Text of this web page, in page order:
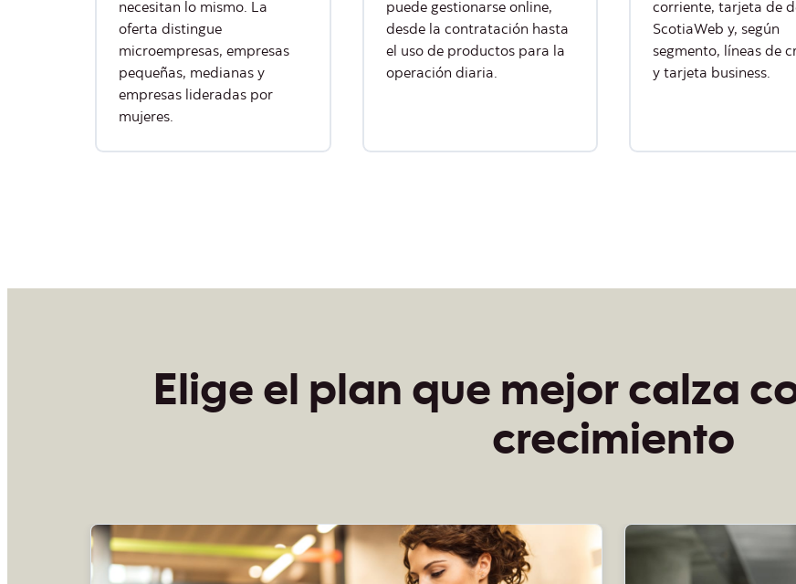
necesitan lo mismo. La
oferta distingue
microempresas, empresas
pequeñas, medianas y
empresas lideradas por
mujeres.
puede gestionarse online,
desde la contratación hasta
el uso de productos para la
operación diaria.
corriente, tarjeta de
ScotiaWeb y, según
segmento, líneas de
y tarjeta business.
Elige el plan que mejor calza
crecimiento